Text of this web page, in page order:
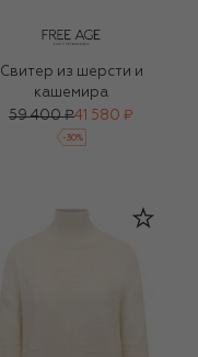
Свитер из шерсти и
кашемира
59 400 ₽41 580 ₽
-30%